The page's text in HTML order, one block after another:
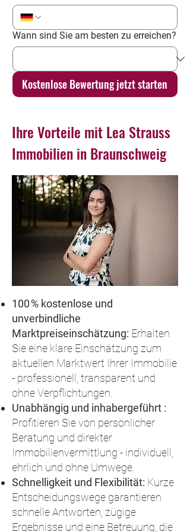
Wann sind Sie am besten zu erreichen?
Kostenlose Bewertung jetzt starten
Ihre Vorteile mit Lea Strauss
Immobilien in Braunschweig
100 % kostenlose und
unverbindliche
Marktpreiseinschätzung: Erhalten
Sie eine klare Einschätzung zum
aktuellen Marktwert Ihrer Immobilie
- professionell, transparent und
ohne Verpflichtungen.
Unabhängig und inhabergeführt :
Profitieren Sie von persönlicher
Beratung und direkter
Immobilienvermittlung - individuell,
ehrlich und ohne Umwege.
Schnelligkeit und Flexibilität: Kurze
Entscheidungswege garantieren
schnelle Antworten, zügige
Ergebnisse und eine Betreuung, die